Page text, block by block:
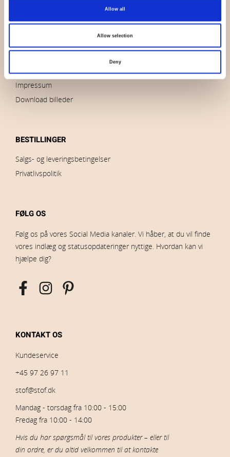
Allow all
Allow selection
Deny
Kontakt os
Brands
Impressum
Download billeder
BESTILLINGER
Salgs- og leveringsbetingelser
Privatlivspolitik
FØLG OS
Følg os på vores Social Media kanaler. Vi håber, at du vil finde
vores indlæg og statusopdateringer nyttige. Hvordan kan vi
hjælpe dig?
KONTAKT OS
Kundeservice
+45 97 26 97 11
stof@stof.dk
Mandag - torsdag fra 10:00 - 15:00
Fredag fra 10:00 - 14:00
Hvis du har spørgsmål til vores produkter – eller til
din ordre, er du altid velkommen til at kontakte